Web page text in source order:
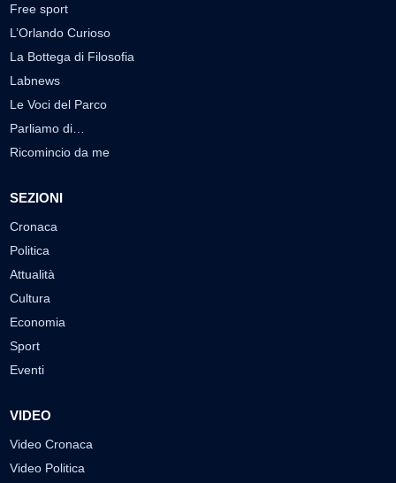
Free sport
L’Orlando Curioso
La Bottega di Filosofia
Labnews
Le Voci del Parco
Parliamo di…
Ricomincio da me
SEZIONI
Cronaca
Politica
Attualità
Cultura
Economia
Sport
Eventi
VIDEO
Video Cronaca
Video Politica